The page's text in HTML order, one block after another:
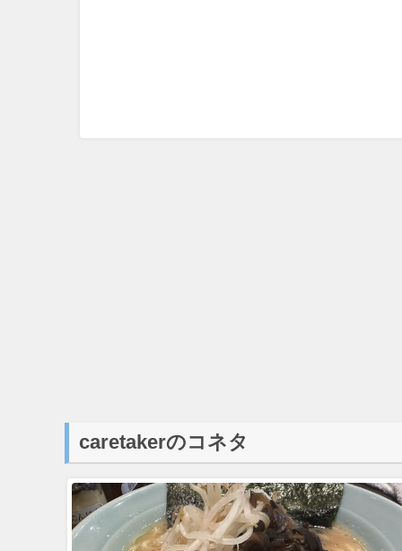
caretakerのコネタ